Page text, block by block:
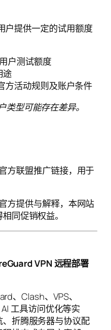
户提供一定的试用额度
户测试额度
途
方活动规则及账户条件
类型可能存在差异。
方联盟推广链接，用于
方提供与解释，本网站
同促销权益。
VPN 远程部署
、Clash、VPS、
工具访问优化等实
折腾服务器与协议配